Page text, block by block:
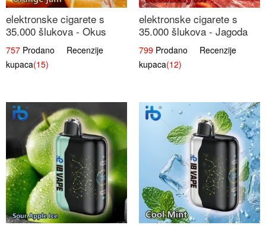
elektronske cigarete s
35.000 šlukova - Okus
Narančinog Džema |
Dugotrajno Iskustvo
757 Prodano Recenzije
kupaca(15)
elektronske cigarete s
35.000 šlukova - Jagoda
Led | Ohladivši i
Osježavajući Okus
799 Prodano Recenzije
kupaca(12)